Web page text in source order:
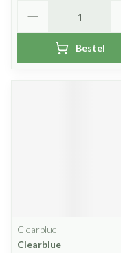
Bestel
Clearblue
Clearblue